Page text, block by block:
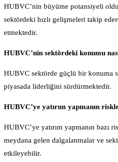
HUBVC’nin büyüme potansiyeli
sektördeki hızlı gelişmeleri takip
etmektedir.
HUBVC’nin sektördeki konumu
HUBVC sektörde güçlü bir konuma
piyasada liderliğini sürdürmektedir.
HUBVC’ye yatırım yapmanın
HUBVC’ye yatırım yapmanın bazı
meydana gelen dalgalanmalar ve
etkileyebilir.